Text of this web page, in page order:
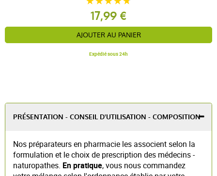
17,99 €
AJOUTER AU PANIER
Expédié sous 24h
PRÉSENTATION - CONSEIL D'UTILISATION - COMPOSITION
Nos préparateurs en pharmacie les associent selon la
formulation et le choix de prescription des médecins -
naturopathes. En pratique, vous nous commandez